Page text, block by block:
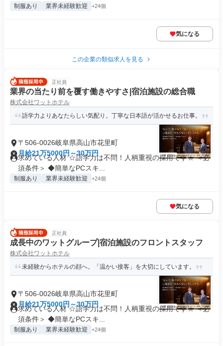
制服あり 業界未経験歓迎 +24個
気になる
この企業の類似求人を見る
正社員
業界の当たり前を覆す働きやすさ|宿泊施設の総合職
株式会社ワットホテル
語学力よりあなたらしい気配り。丁寧な日本語が活かせるお仕事。
〒506-0026岐阜県高山市花里町
月給21万5000円～30万円
求めている人材 ☆語学力は不問！人柄重視の採用です☆ ＜必
須条件＞ ◆簡単なPCスキ...
制服あり 業界未経験歓迎 +24個
気になる
正社員
成長中のワットグループ|宿泊施設のフロントスタッフ
株式会社ワットホテル
未経験からホテルの顔へ。「温かい接客」を大切にしています。
〒506-0026岐阜県高山市花里町
月給21万5000円～30万円
求めている人材 ☆語学力は不問！人柄重視の採用です☆ ＜必
須条件＞ ◆簡単なPCスキ...
制服あり 業界未経験歓迎 +24個